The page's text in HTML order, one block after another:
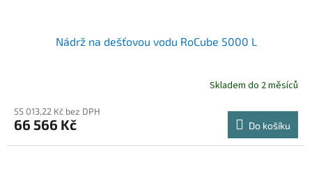
Nádrž na dešťovou vodu RoCube 5000 L
Skladem do 2 měsíců
55 013,22 Kč bez DPH
66 566 Kč Do košíku